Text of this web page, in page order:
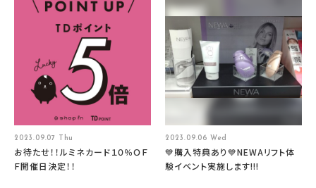
2023.09.07 Thu
お待たせ！！ルミネカード１０％ＯＦ
Ｆ開催日決定！！
2023.09.06 Wed
💙購入特典あり💙NEWAリフト体
験イベント実施します!!!